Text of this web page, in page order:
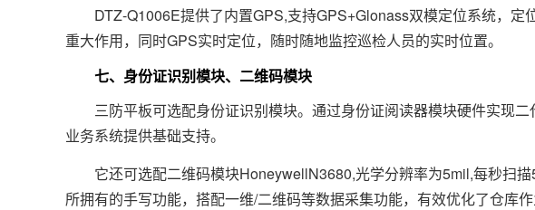
DTZ-Q1006E提供了内置GPS,支持GPS+Glonass双模定位系统，定
重大作用，同时GPS实时定位，随时随地监控巡检人员的实时位置。
七、身份证识别模块、二维码模块
三防平板可选配身份证识别模块。通过身份证阅读器模块硬件实现二
业务系统提供基础支持。
它还可选配二维码模块HoneywellN3680,光学分辨率为5mil,每秒扫描
所拥有的手写功能，搭配一维/二维码等数据采集功能，有效优化了仓库作